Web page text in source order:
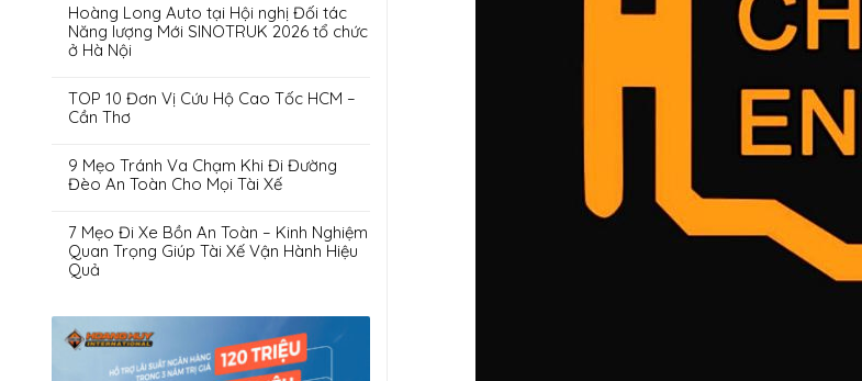
Hoàng Long Auto tại Hội nghị Đối tác
Năng lượng Mới SINOTRUK 2026 tổ chức
ở Hà Nội
TOP 10 Đơn Vị Cứu Hộ Cao Tốc HCM –
Cần Thơ
9 Mẹo Tránh Va Chạm Khi Đi Đường
Đèo An Toàn Cho Mọi Tài Xế
7 Mẹo Đi Xe Bồn An Toàn – Kinh Nghiệm
Quan Trọng Giúp Tài Xế Vận Hành Hiệu
Quả